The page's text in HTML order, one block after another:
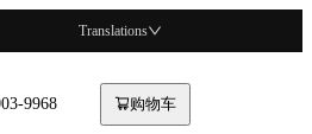
Translations
9968 购物车